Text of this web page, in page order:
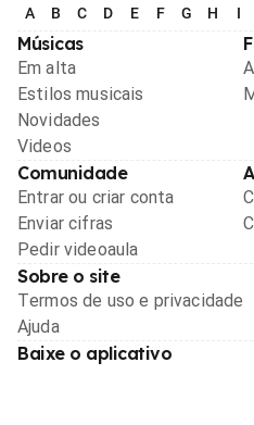
A B C D E F G H I
Músicas
Em alta
Estilos musicais
Novidades
Videos
Comunidade
Entrar ou criar conta
Enviar cifras
Pedir videoaula
Sobre o site
Termos de uso e privacidade
Ajuda
Baixe o aplicativo